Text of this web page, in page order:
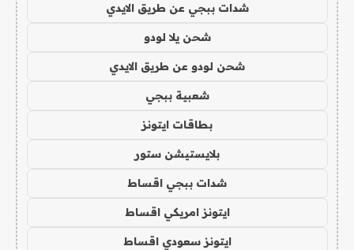
شدات ببجي عن طريق الايدي
شحن يلا لودو
شحن لودو عن طريق الايدي
شعبية ببجي
بطاقات ايتونز
بلايستيشن ستور
شدات ببجي اقساط
ايتونز امريكي اقساط
ايتونز سعودي اقساط